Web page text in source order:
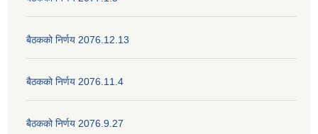
बैठकको निर्णय 2076.12.13
बैठकको निर्णय 2076.11.4
बैठकको निर्णय 2076.9.27